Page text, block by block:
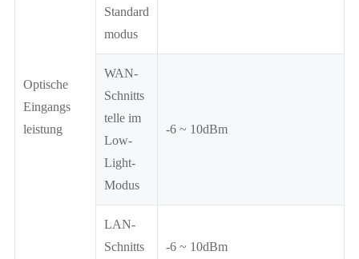
Optische
Eingangs
leistung
Standard
modus
WAN-
Schnitts
telle im
Low-
Light-
Modus
-6 ~ 10dBm
LAN-
Schnitts
-6 ~ 10dBm